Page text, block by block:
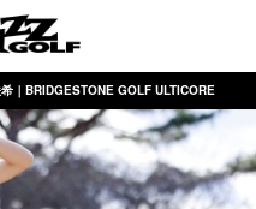
｜BRIDGESTONE GOLF ULTICORE